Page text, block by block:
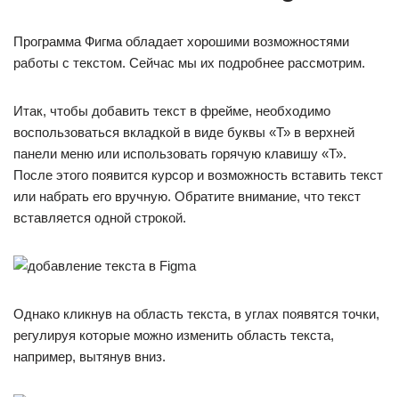
Программа Фигма обладает хорошими возможностями
работы с текстом. Сейчас мы их подробнее рассмотрим.
Итак, чтобы добавить текст в фрейме, необходимо
воспользоваться вкладкой в виде буквы «Т» в верхней
панели меню или использовать горячую клавишу «Т».
После этого появится курсор и возможность вставить текст
или набрать его вручную. Обратите внимание, что текст
вставляется одной строкой.
Однако кликнув на область текста, в углах появятся точки,
регулируя которые можно изменить область текста,
например, вытянув вниз.